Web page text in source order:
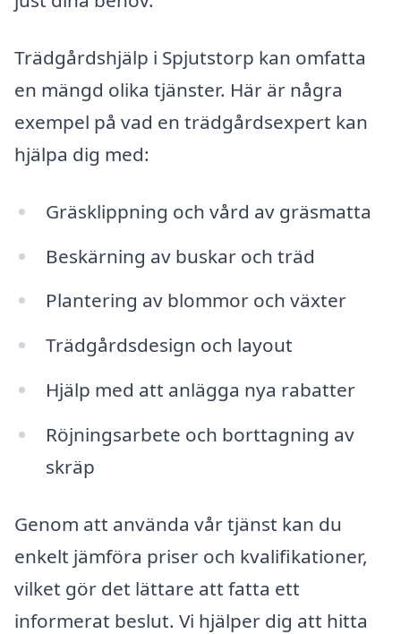
Trädgårdshjälp i Spjutstorp kan omfatta
en mängd olika tjänster. Här är några
exempel på vad en trädgårdsexpert kan
hjälpa dig med:
Gräsklippning och vård av gräsmatta
Beskärning av buskar och träd
Plantering av blommor och växter
Trädgårdsdesign och layout
Hjälp med att anlägga nya rabatter
Röjningsarbete och borttagning av
skräp
Genom att använda vår tjänst kan du
enkelt jämföra priser och kvalifikationer,
vilket gör det lättare att fatta ett
informerat beslut. Vi hjälper dig att hitta